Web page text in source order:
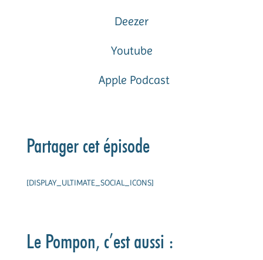
Deezer
Youtube
Apple Podcast
Partager cet épisode
[DISPLAY_ULTIMATE_SOCIAL_ICONS]
Le Pompon, c’est aussi :